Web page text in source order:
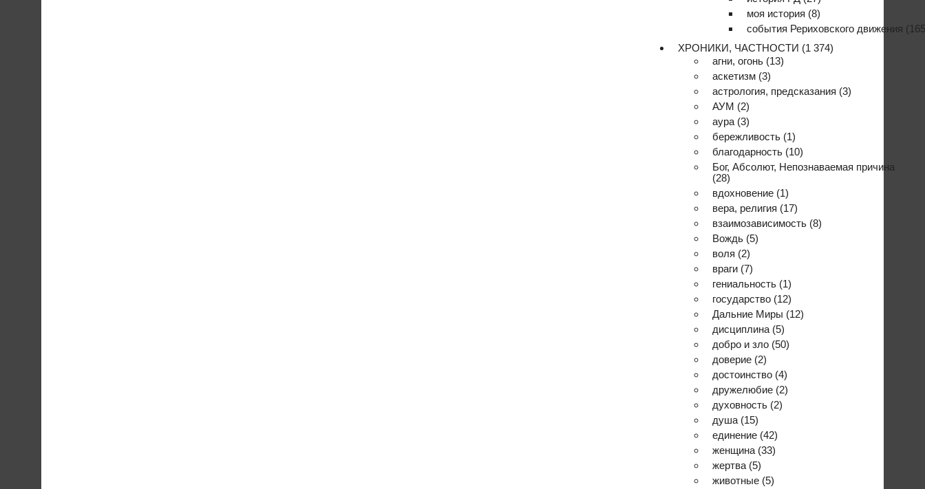
моя история (8)
события Рериховского движения
ХРОНИКИ, ЧАСТНОСТИ (1 374)
агни, огонь (13)
аскетизм (3)
астрология, предсказания (3)
АУМ (2)
аура (3)
бережливость (1)
благодарность (10)
Бог, Абсолют, Непознаваемая причина
(28)
вдохновение (1)
вера, религия (17)
взаимозависимость (8)
Вождь (5)
воля (2)
враги (7)
гениальность (1)
государство (12)
Дальние Миры (12)
дисциплина (5)
добро и зло (50)
доверие (2)
достоинство (4)
дружелюбие (2)
духовность (2)
душа (15)
единение (42)
женщина (33)
жертва (5)
животные (5)